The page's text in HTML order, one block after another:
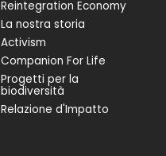
Reintegration Economy
La nostra storia
Activism
Companion For Life
Progetti per la
biodiversità
Relazione d'Impatto